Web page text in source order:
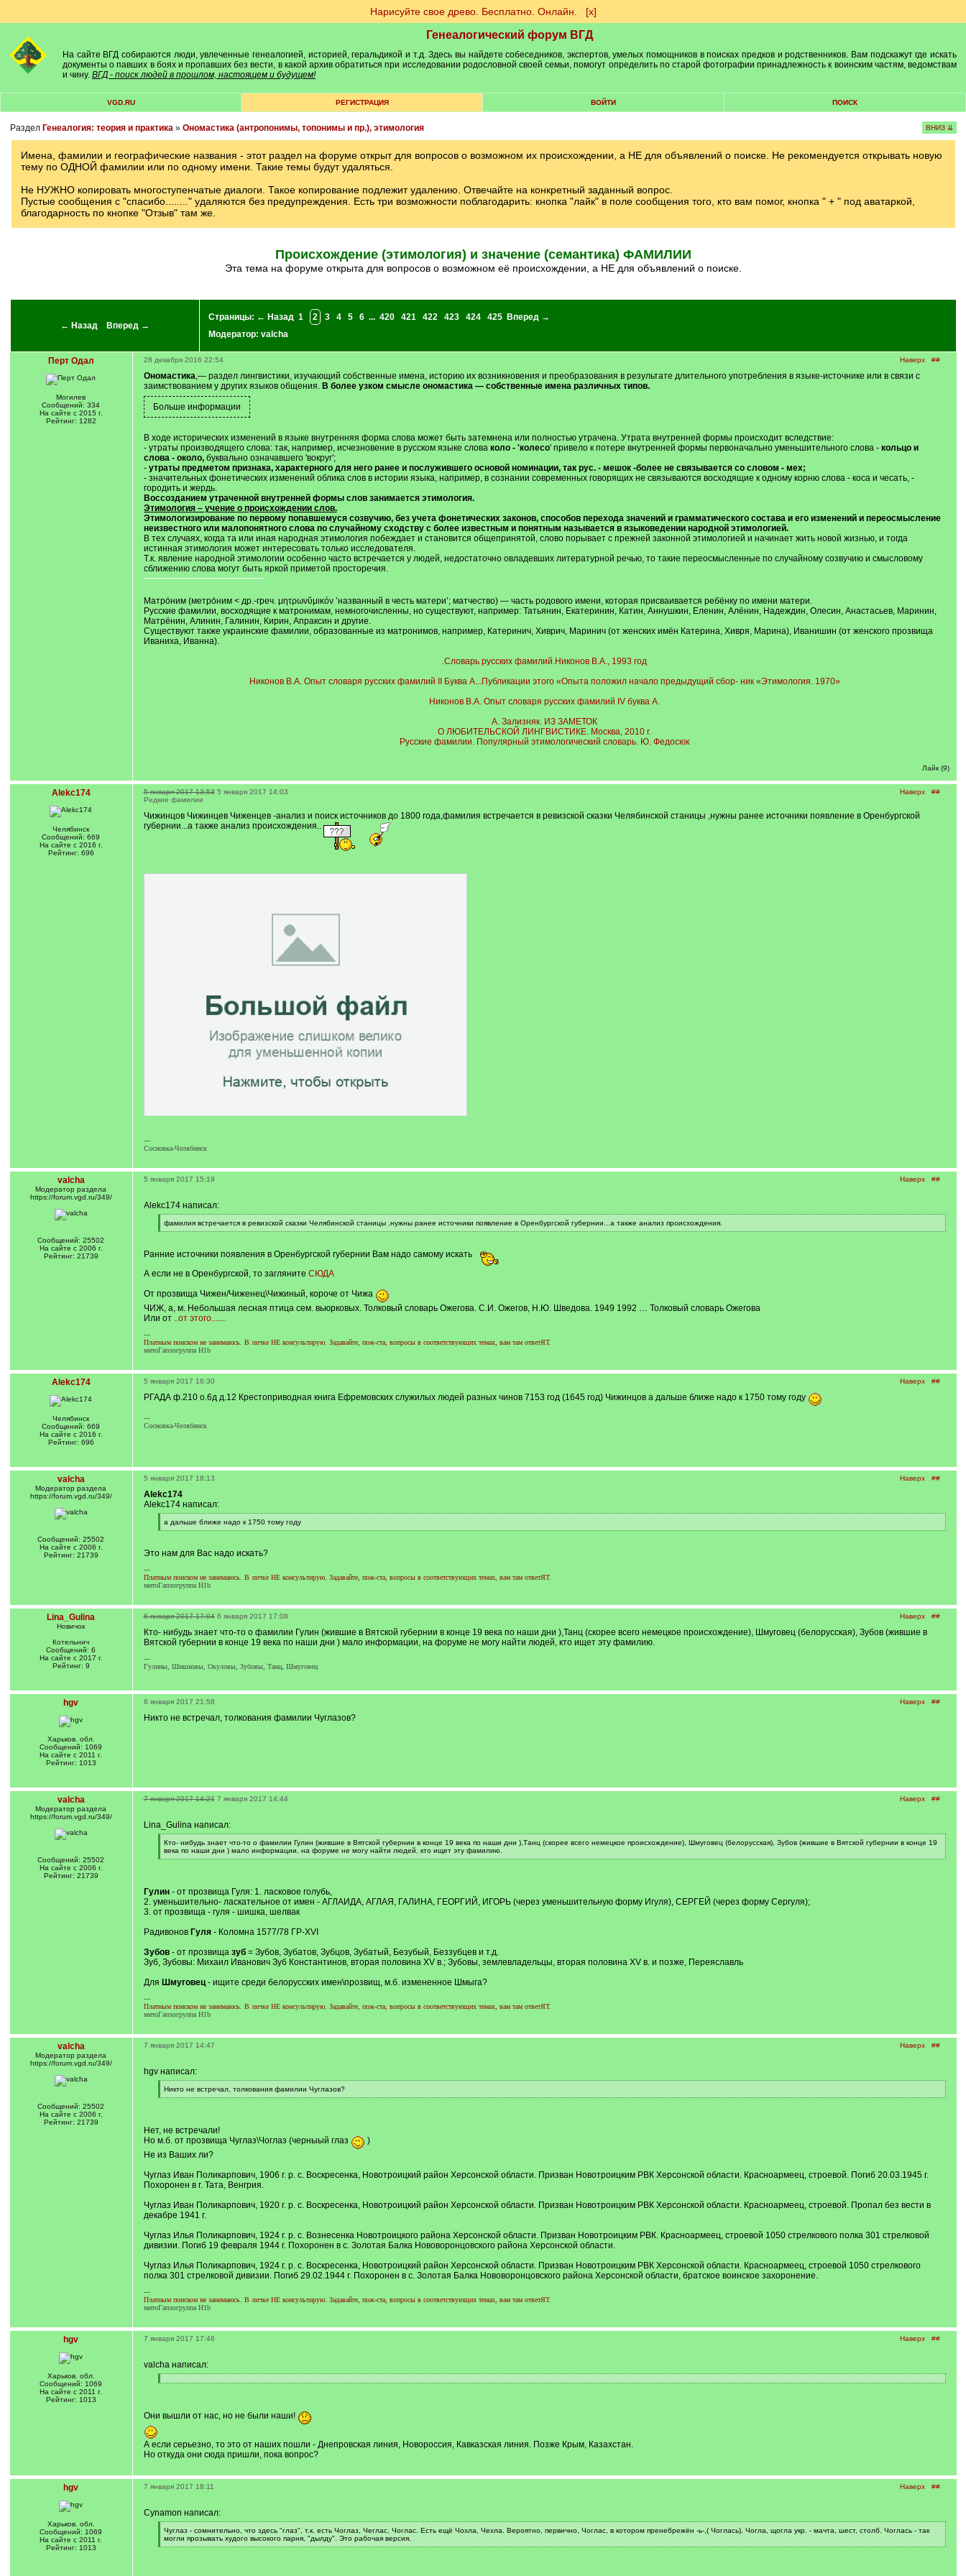
Нарисуйте свое древо. Бесплатно. Онлайн. [х]
Генеалогический форум ВГД
На сайте ВГД собираются люди, увлеченные генеалогией, историей, геральдикой и т.д. Здесь вы найдете собеседников, экспертов, умелых помощников в поисках предков и родственников. Вам подскажут где искать
документы о павших в боях и пропавших без вести, в какой архив обратиться при исследовании родословной своей семьи, помогут определить по старой фотографии принадлежность к воинским частям, ведомствам
и чину. ВГД - поиск людей в прошлом, настоящем и будущем!
VGD.RU РЕГИСТРАЦИЯ ВОЙТИ ПОИСК
Раздел Генеалогия: теория и практика» Ономастика (антропонимы, топонимы и пр.), этимология ВНИЗ ⇊
Имена, фамилии и географические названия - этот раздел на форуме открыт для вопросов о возможном их происхождении, а НЕ для объявлений о поиске. Не рекомендуется открывать новую
тему по ОДНОЙ фамилии или по одному имени. Такие темы будут удаляться.
Не НУЖНО копировать многоступенчатые диалоги. Такое копирование подлежит удалению. Отвечайте на конкретный заданный вопрос.
Пустые сообщения с "спасибо........" удаляются без предупреждения. Есть три возможности поблагодарить: кнопка "лайк" в поле сообщения того, кто вам помог, кнопка " + " под аватаркой,
благодарность по кнопке "Отзыв" там же.
Происхождение (этимология) и значение (семантика) ФАМИЛИИ
Эта тема на форуме открыта для вопросов о возможном её происхождении, а НЕ для объявлений о поиске.
← Назад Вперед →
Страницы: ← Назад 1 2 3 4 5 6 ... 420 421 422 423 424 425
Вперед →
Модератор: valcha
Перт Одал
Могилев
Сообщений: 334
На сайте с 2015 г.
Рейтинг: 1282
Наверх ##
28 декабря 2016 22:54
Ономастика,— раздел лингвистики, изучающий собственные имена, историю их возникновения и преобразования в результате длительного употребления в языке-источнике или в связи с
заимствованием у других языков общения. В более узком смысле ономастика — собственные имена различных типов.
В ходе исторических изменений в языке внутренняя форма слова может быть затемнена или полностью утрачена. Утрата внутренней формы происходит вследствие:
- утраты производящего слова: так, например, исчезновение в русском языке слова коло - 'колесо' привело к потере внутренней формы первоначально уменьшительного слова - кольцо и
слова - около,буквально означавшего 'вокруг';
-утраты предметом признака, характерного для него ранее и послужившего основой номинации, так рус. - мешок -более не связывается со словом - мех;
- значительных фонетических изменений облика слов в истории языка, например, в сознании современных говорящих не связываются восходящие к одному корню слова - коса и чесать, -
городить и жердь.
Воссозданием утраченной внутренней формы слов занимается этимология.
Этимология – учение о происхождении слов.
Этимологизирование по первому попавшемуся созвучию, без учета фонетических законов, способов перехода значений и грамматического состава и его изменений и переосмысление
неизвестного или малопонятного слова по случайному сходству с более известным и понятным называется в языковедении народной этимологией.
В тех случаях, когда та или иная народная этимология побеждает и становится общепринятой, слово порывает с прежней законной этимологией и начинает жить новой жизнью, и тогда
истинная этимология может интересовать только исследователя.
Т.к. явление народной этимологии особенно часто встречается у людей, недостаточно овладевших литературной речью, то такие переосмысленные по случайному созвучию и смысловому
сближению слова могут быть яркой приметой просторечия.
Матро́ним (метро́ним < др.-греч. μητρωνῠμικόν ‛названный в честь матери’; матчество) — часть родового имени, которая присваивается ребёнку по имени матери.
Русские фамилии, восходящие к матронимам, немногочисленны, но существуют, например: Татьянин, Екатеринин, Катин, Аннушкин, Еленин, Алёнин, Надеждин, Олесин, Анастасьев, Маринин,
Матрёнин, Алинин, Галинин, Кирин, Апраксин и другие.
Существуют также украинские фамилии, образованные из матронимов, например, Катеринич, Хиврич, Маринич (от женских имён Катерина, Хивря, Марина), Иванишин (от женского прозвища
Иваниха, Иванна).
.Словарь русских фамилий.Никонов В.А., 1993 год
Никонов В.А. Опыт словаря русских фамилий II Буква А...Публикации этого «Опыта положил начало предыдущий сбор- ник «Этимология. 1970»
Никонов В.А. Опыт словаря русских фамилий IV буква А.
А. Зализняк. ИЗ ЗАМЕТОК
О ЛЮБИТЕЛЬСКОЙ ЛИНГВИСТИКЕ. Москва, 2010 г.
Русские фамилии. Популярный этимологический словарь. Ю. Федосюк
Лайк (9)
Alekc174
Челябинск
Сообщений: 669
На сайте с 2016 г.
Рейтинг: 696
Наверх ##
5 января 2017 13:53 5 января 2017 14:03
Редкие фамилии
Чижинцов Чижинцев Чиженцев -анализ и поиск источников до 1800 года,фамилия встречается в ревизской сказки Челябинской станицы ,нужны ранее источники появление в Оренбургской
губернии...а также анализ происхождения..
---
Сосновка-Челябинск
valcha
Модератор раздела
https://forum.vgd.ru/349/
Сообщений: 25502
На сайте с 2006 г.
Рейтинг: 21739
Наверх ##
5 января 2017 15:19
Alekc174 написал:
[
q
фамилия встречается в ревизской сказки Челябинской станицы ,нужны ранее источники появление в Оренбургской губернии...а также анализ происхождения.
[
]
Ранние источники появления в Оренбургской губернии Вам надо самому искать
А если не в Оренбургской, то загляните СЮДА
От прозвища Чижен/Чиженец\Чижиный, короче от Чижа
ЧИЖ, а, м. Небольшая лесная птица сем. вьюрковых. Толковый словарь Ожегова. С.И. Ожегов, Н.Ю. Шведова. 1949 1992 … Толковый словарь Ожегова
Или от ..от этого.......
---
Платным поиском не занимаюсь. В личке НЕ консультирую. Задавайте, пож-ста, вопросы в соответствующих темах, вам там ответЯТ.
митоГаплогруппа H1b
Alekc174
Челябинск
Сообщений: 669
На сайте с 2016 г.
Рейтинг: 696
Наверх ##
5 января 2017 16:30
РГАДА ф.210 о.6д д.12 Крестоприводная книга Ефремовских служилых людей разных чинов 7153 год (1645 год) Чижинцов а дальше ближе надо к 1750 тому году
---
Сосновка-Челябинск
valcha
Модератор раздела
https://forum.vgd.ru/349/
Сообщений: 25502
На сайте с 2006 г.
Рейтинг: 21739
Наверх ##
5 января 2017 18:13
Alekc174
Alekc174 написал:
[
q
а дальше ближе надо к 1750 тому году
[
]
Это нам для Вас надо искать?
---
Платным поиском не занимаюсь. В личке НЕ консультирую. Задавайте, пож-ста, вопросы в соответствующих темах, вам там ответЯТ.
митоГаплогруппа H1b
Lina_Gulina
Новичок
Котельнич
Сообщений: 6
На сайте с 2017 г.
Рейтинг: 9
Наверх ##
6 января 2017 17:04 6 января 2017 17:08
Кто- нибудь знает что-то о фамилии Гулин (жившие в Вятской губернии в конце 19 века по наши дни ),Танц (скорее всего немецкое происхождение), Шмуговец (белорусская), Зубов (жившие в
Вятской губернии в конце 19 века по наши дни ) мало информации, на форуме не могу найти людей, кто ищет эту фамилию.
---
Гулины, Шишковы, Окуловы, Зубовы, Танц, Шмуговец
hgv
Харьков. обл.
Сообщений: 1069
На сайте с 2011 г.
Рейтинг: 1013
Наверх ##
6 января 2017 21:58
Никто не встречал, толкования фамилии Чуглазов?
valcha
Модератор раздела
https://forum.vgd.ru/349/
Сообщений: 25502
На сайте с 2006 г.
Рейтинг: 21739
Наверх ##
7 января 2017 14:21 7 января 2017 14:44
Lina_Gulina написал:
[
q
]
Кто- нибудь знает что-то о фамилии Гулин (жившие в Вятской губернии в конце 19 века по наши дни ),Танц (скорее всего немецкое происхождение), Шмуговец (белорусская), Зубов (жившие в Вятской губернии в конце 19
века по наши дни ) мало информации, на форуме не могу найти людей, кто ищет эту фамилию.
[
Гулин - от прозвища Гуля: 1. ласковое голубь,
2. уменьшительно- ласкательное от имен - АГЛАИДА, АГЛАЯ, ГАЛИНА, ГЕОРГИЙ, ИГОРЬ (через уменьшительную форму Игуля), СЕРГЕЙ (через форму Сергуля);
3. от прозвища - гуля - шишка, шелвак
Радивонов Гуля - Коломна 1577/78 ГР-XVI
Зубов - от прозвища зуб= Зубов, Зубатов, Зубцов, Зубатый, Безубый, Беззубцев и т.д.
Зуб, Зубовы: Михаил Иванович Зуб Константинов, вторая половина XV в.; Зубовы, землевладельцы, вторая половина XV в. и позже, Переяславль
Для Шмуговец- ищите среди белорусских имен\прозвищ, м.б. измененное Шмыга?
---
Платным поиском не занимаюсь. В личке НЕ консультирую. Задавайте, пож-ста, вопросы в соответствующих темах, вам там ответЯТ.
митоГаплогруппа H1b
valcha
Модератор раздела
https://forum.vgd.ru/349/
Сообщений: 25502
На сайте с 2006 г.
Рейтинг: 21739
Наверх ##
7 января 2017 14:47
hgv написал:
[
q
Никто не встречал, толкования фамилии Чуглазов?
[
Нет, не встречали!
Но м.б. от прозвища Чуглаз\Чоглаз (черныый глаз
)
Не из Ваших ли?
Чуглаз Иван Поликарпович, 1906 г. р. с. Воскресенка, Новотроицкий район Херсонской области. Призван Новотроицким РВК Херсонской области. Красноармеец, строевой. Погиб 20.03.1945 г.
Похоронен в г. Тата, Венгрия.
Чуглаз Иван Поликарпович, 1920 г. р. с. Воскресенка, Новотроицкий район Херсонской области. Призван Новотроицким РВК Херсонской области. Красноармеец, строевой. Пропал без вести в
декабре 1941 г.
Чуглаз Илья Поликарпович, 1924 г. р. с. Вознесенка Новотроицкого района Херсонской области. Призван Новотроицким РВК. Красноармеец, строевой 1050 стрелкового полка 301 стрелковой
дивизии. Погиб 19 февраля 1944 г. Похоронен в с. Золотая Балка Нововоронцовского района Херсонской области.
Чуглаз Илья Поликарпович, 1924 г. р. с. Воскресенка, Новотроицкий район Херсонской области. Призван Новотроицким РВК Херсонской области. Красноармеец, строевой 1050 стрелкового
полка 301 стрелковой дивизии. Погиб 29.02.1944 г. Похоронен в с. Золотая Балка Нововоронцовского района Херсонской области, братское воинское захоронение.
---
Платным поиском не занимаюсь. В личке НЕ консультирую. Задавайте, пож-ста, вопросы в соответствующих темах, вам там ответЯТ.
митоГаплогруппа H1b
hgv
Харьков. обл.
Сообщений: 1069
На сайте с 2011 г.
Рейтинг: 1013
Наверх ##
7 января 2017 17:46
valcha написал:
[[
Они вышли от нас, но не были наши!
А если серьезно, то это от наших пошли - Днепровская линия, Новороссия, Кавказская линия. Позже Крым, Казахстан.
Но откуда они сюда пришли, пока вопрос?
hgv
Харьков. обл.
Сообщений: 1069
На сайте с 2011 г.
Рейтинг: 1013
Наверх ##
7 января 2017 18:11
Cynamon написал:
[
q
]
Чуглаз - сомнительно, что здесь "глаз", т.к. есть Чоглаз, Чеглас, Чоглас. Есть ещё Чохла, Чехла. Вероятно, первично, Чоглас, в котором пренебрежён -ь-,( Чоглась). Чогла, щогла укр. - мачта, шест, столб. Чоглась - так
могли прозывать худого высокого парня, "дылду". Это рабочая версия.
[